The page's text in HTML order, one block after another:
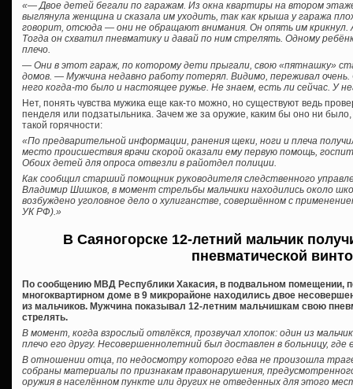
«— Двое детей бегали по гаражам. Из окна квартиры на втором
выглянула женщина и сказала им уходить, так как крыша у гаража
говорит, отсюда — они не обращают внимания. Он опять им
Тогда он схватил пневматику и давай по ним стрелять. Одному
плечо.
— Они в этот гараж, по которому дети прыгали, свою «пятнашку»
домов. — Мужчина недавно работу потерял. Видимо, переживал
него когда-то было и настоящее ружье. Не знаем, есть ли сейчас. У
Нет, понять чувства мужика еще как-то можно, но существуют ведь
пенделя или подзатыльника. Зачем же за оружие, каким бы оно ни
такой горячности:
«По предварительной информации, ранения щеки, ноги и плеча
место происшествия врачи скорой оказали ему первую помощь,
Обоих детей для опроса отвезли в райотдел полиции.
Как сообщил старший помощник руководителя следственного
Владимир Шишков, в момент стрельбы мальчики находились около
возбуждено уголовное дело о хулиганстве, совершённом с
УК РФ).»
В Саяногорске 12-летний мальчик
пневматической
По сообщению МВД Республики Хакасия, в подвальном помещении,
многоквартирном доме в 9 микрорайоне находились двое
из мальчиков. Мужчина показывал 12-летним мальчишкам свою
стрелять.
В момент, когда взрослый отвлёкся, прозвучал хлопок: один из
плечо его другу. Несовершеннолетний был доставлен в больницу,
В отношении отца, по недосмотру которого едва не произошла
собраны материалы по признакам правонарушения,
оружия в населённом пункте или других не отведенных для этого